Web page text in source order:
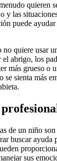
quieren
y las
puede
quiere usar
abrigo, los
más grueso o
se sienta más
de un niño
buscar
sus